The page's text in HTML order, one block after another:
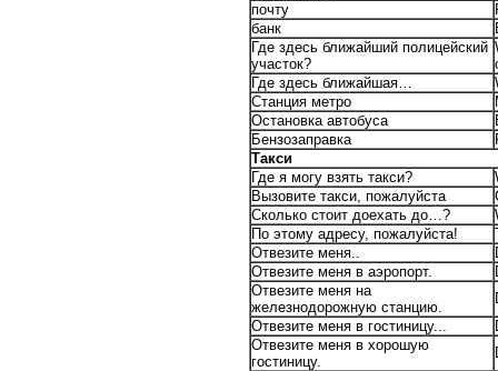
почту
банк
Где здесь ближайший полицейский
участок?
Где здесь ближайшая…
Станция метро
Остановка автобуса
Бензозаправка
Такси
Где я могу взять такси?
Вызовите такси, пожалуйста
Сколько стоит доехать до…?
По этому адресу, пожалуйста!
Отвезите меня..
Отвезите меня в аэропорт.
Отвезите меня на
железнодорожную станцию.
Отвезите меня в гостиницу...
Отвезите меня в хорошую
гостиницу.